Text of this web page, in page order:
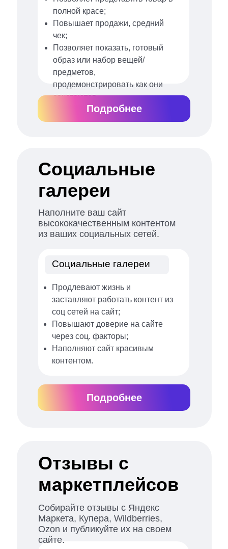
полной красе;
Повышает продажи, средний
чек;
Позволяет показать, готовый
образ или набор вещей/
предметов,
продемонстрировать как они
сочетаются.
Продлевают жизнь и
заставляют работать контент из
соц сетей на сайт;
Повышают доверие на сайте
через соц. факторы;
Наполняют сайт красивым
контентом.
Социальные галереи
Наполните ваш сайт
высококачественным контентом
из ваших социальных сетей.
Социальные
галереи
Подробнее
Подробнее
Собирайте отзывы с Яндекс
Маркета, Купера, Wildberries,
Ozon и публикуйте их на своем
сайте.
Отзывы с
маркетплейсов